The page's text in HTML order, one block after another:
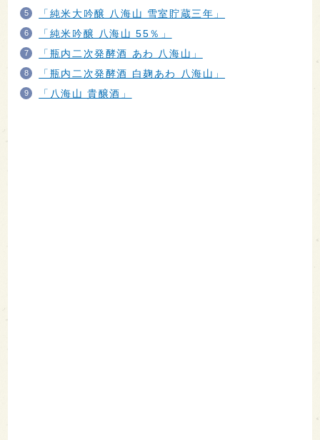
「純米大吟醸 八海山 雪室貯蔵三年」
「純米吟醸 八海山 55％」
「瓶内二次発酵酒 あわ 八海山」
「瓶内二次発酵酒 白麹あわ 八海山」
「八海山 貴醸酒」